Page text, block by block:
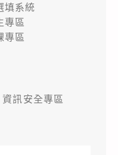
填系統
專區
專區
資訊安全專區